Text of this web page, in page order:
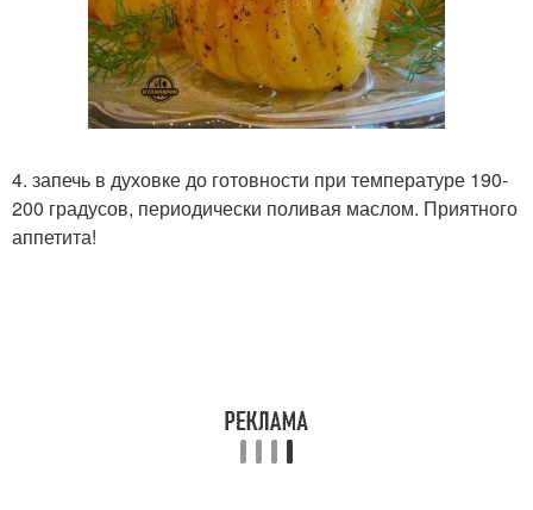
4. запечь в духовке до готовности при температуре 190-
200 градусов, периодически поливая маслом. Приятного
аппетита!